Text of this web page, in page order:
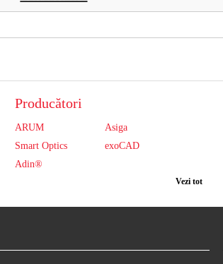
Producători
ARUM
Asiga
Smart Optics
exoCAD
Adin®
Vezi tot